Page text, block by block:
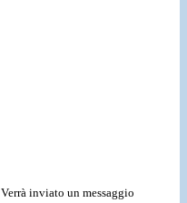
Verrà inviato un messaggio